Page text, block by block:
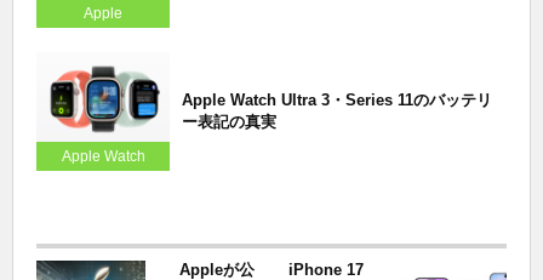
Apple
Apple Watch
Apple Watch Ultra 3・Series 11のバッテリ
ー表記の真実
Appleが公
iPhone 17